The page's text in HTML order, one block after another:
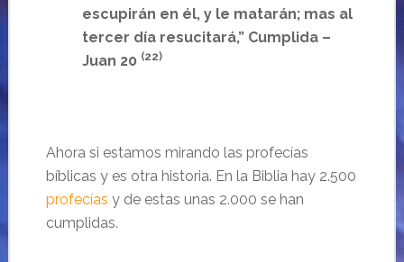
escupirán en él, y le matarán; mas al
tercer día resucitará,” Cumplida –
Juan 20 (22)
Ahora si estamos mirando las profecías
bíblicas y es otra historia. En la Biblia hay 2.500
profecías y de estas unas 2.000 se han
cumplidas.